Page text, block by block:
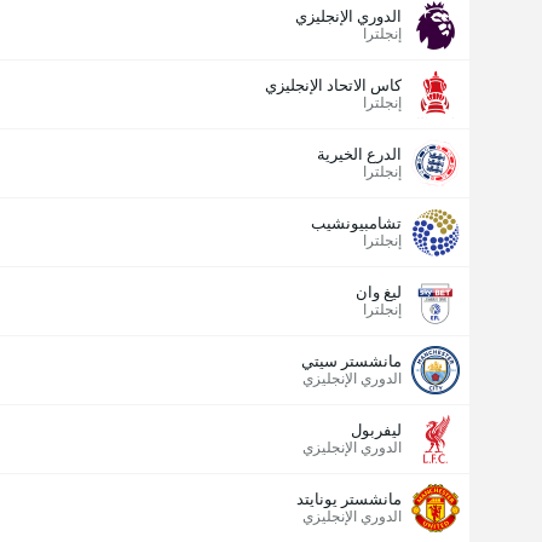
الدوري الإنجليزي
إنجلترا
كاس الاتحاد الإنجليزي
إنجلترا
الدرع الخيرية
إنجلترا
تشامبيونشيب
إنجلترا
ليغ وان
إنجلترا
مانشستر سيتي
الدوري الإنجليزي
ليفربول
الدوري الإنجليزي
مانشستر يونايتد
الدوري الإنجليزي